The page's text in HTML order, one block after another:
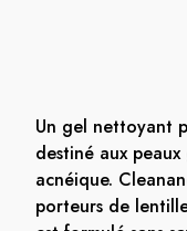
Un gel nettoyant
destiné aux
acnéique.
porteurs de